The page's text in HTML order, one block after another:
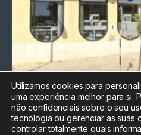
Chamada
Utilizamos cookies para
uma experiência melhor para si.
não confidenciais sobre o seu
tecnologia ou gerenciar as suas
controlar totalmente quais